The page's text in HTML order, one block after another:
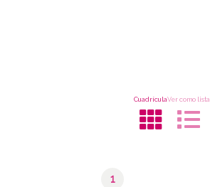
CuadrículaVer como lista
1